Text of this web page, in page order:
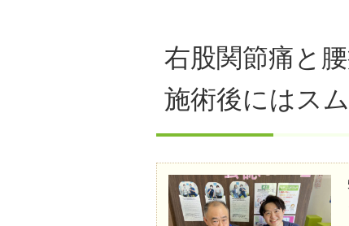
右股関節痛と
施術後にはス